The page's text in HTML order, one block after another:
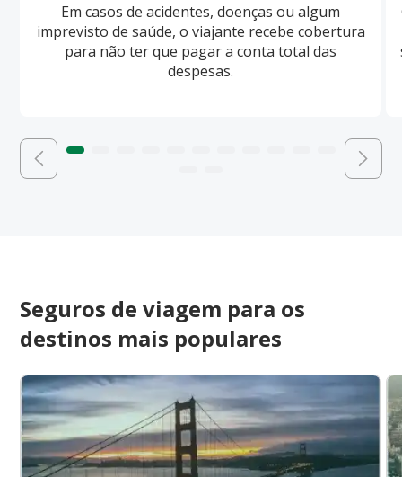
Em casos de acidentes, doenças ou algum
imprevisto de saúde, o viajante recebe cobertura
para não ter que pagar a conta total das
despesas.
Seguros de viagem para os
destinos mais populares